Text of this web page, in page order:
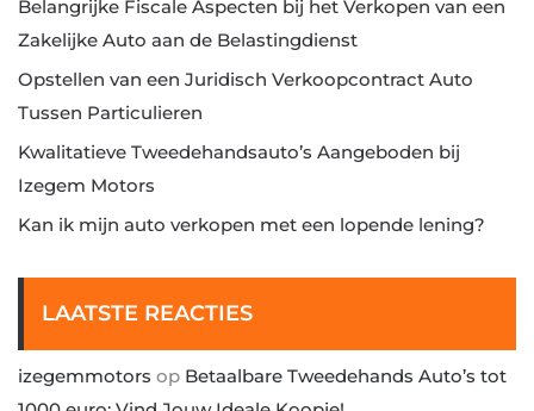
Belangrijke Fiscale Aspecten bij het Verkopen van een
Zakelijke Auto aan de Belastingdienst
Opstellen van een Juridisch Verkoopcontract Auto
Tussen Particulieren
Kwalitatieve Tweedehandsauto’s Aangeboden bij
Izegem Motors
Kan ik mijn auto verkopen met een lopende lening?
LAATSTE REACTIES
izegemmotors op Betaalbare Tweedehands Auto’s tot